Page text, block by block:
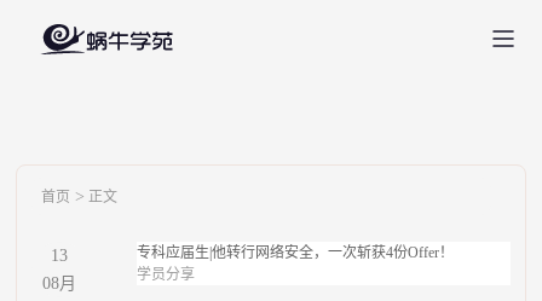
首页 > 正文
13
08月
专科应届生|他转行网络安全，一次斩获4份Offer！
学员分享